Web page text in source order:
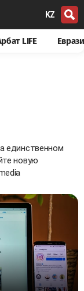
KZ
LIFE
единственном
новую